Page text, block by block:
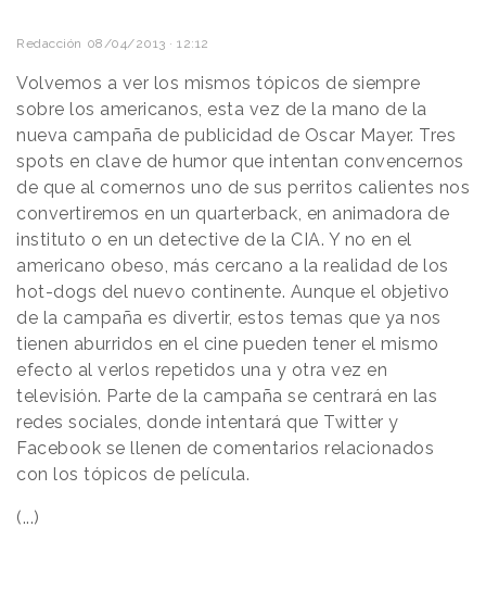
Redacción 08/04/2013 · 12:12
Volvemos a ver los mismos tópicos de siempre
sobre los americanos, esta vez de la mano de la
nueva campaña de publicidad de Oscar Mayer. Tres
spots en clave de humor que intentan convencernos
de que al comernos uno de sus perritos calientes nos
convertiremos en un quarterback, en animadora de
instituto o en un detective de la CIA. Y no en el
americano obeso, más cercano a la realidad de los
hot-dogs del nuevo continente. Aunque el objetivo
de la campaña es divertir, estos temas que ya nos
tienen aburridos en el cine pueden tener el mismo
efecto al verlos repetidos una y otra vez en
televisión. Parte de la campaña se centrará en las
redes sociales, donde intentará que Twitter y
Facebook se llenen de comentarios relacionados
con los tópicos de película.
(...)